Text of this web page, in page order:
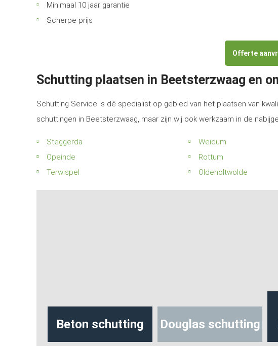
Minimaal 10 jaar garantie
Scherpe prijs
Offerte
Schutting plaatsen in Beetsterzwaag en
Schutting Service is dé specialist op gebied van het plaatsen van
schuttingen in Beetsterzwaag, maar zijn wij ook werkzaam in de
Steggerda Weidum
Opeinde
Rottum
Terwispel
Oldeholtwolde
Beton schutting Douglas schutting